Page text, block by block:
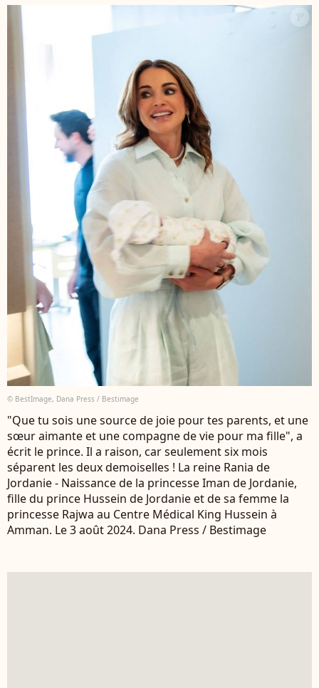
© BestImage, Dana Press / Bestimage
"Que tu sois une source de joie pour tes parents, et une
sœur aimante et une compagne de vie pour ma fille", a
écrit le prince. Il a raison, car seulement six mois
séparent les deux demoiselles ! La reine Rania de
Jordanie - Naissance de la princesse Iman de Jordanie,
fille du prince Hussein de Jordanie et de sa femme la
princesse Rajwa au Centre Médical King Hussein à
Amman. Le 3 août 2024. Dana Press / Bestimage